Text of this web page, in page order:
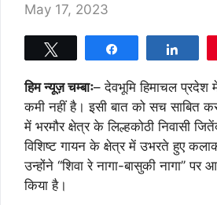
May 17, 2023
हिम न्यूज़ चम्बाः– देवभूमि हिमाचल प्रदेश
कमी नहीं है। इसी बात को सच साबित
में भरमौर क्षेत्र के लिल्हकोठी निवासी
विशिष्ट गायन के क्षेत्र में उभरते हुए
उन्होंने ‘‘शिवा रे नागा-बासुकी नागा’’
किया है।